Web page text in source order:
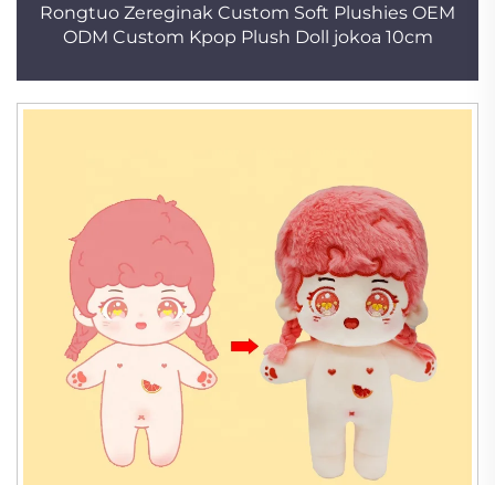
Rongtuo Zereginak Custom Soft Plushies OEM
ODM Custom Kpop Plush Doll jokoa 10cm